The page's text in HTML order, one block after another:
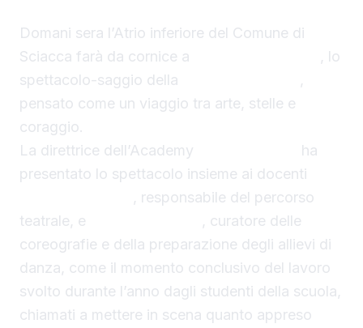
Domani sera l’Atrio inferiore del Comune di
Sciacca farà da cornice a
, lo
spettacolo-saggio della
,
pensato come un viaggio tra arte, stelle e
coraggio.
La direttrice dell’Academy
ha
presentato lo spettacolo insieme ai docenti
, responsabile del percorso
teatrale, e
, curatore delle
coreografie e della preparazione degli allievi di
danza, come il momento conclusivo del lavoro
svolto durante l’anno dagli studenti della scuola,
chiamati a mettere in scena quanto appreso